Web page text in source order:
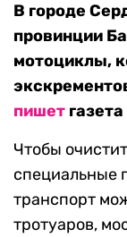
В городе
провинции
мотоциклы,
пишет
Чтобы
специальные
транспорт
тротуаров,